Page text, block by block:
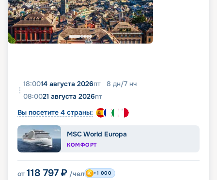
18:0014 августа 2026пт 8 дн/7 нч
08:0021 августа 2026пт
Вы посетите 4 страны:
MSC World Europa
КОМФОРТ
от 118 797 ₽ /чел +1 000